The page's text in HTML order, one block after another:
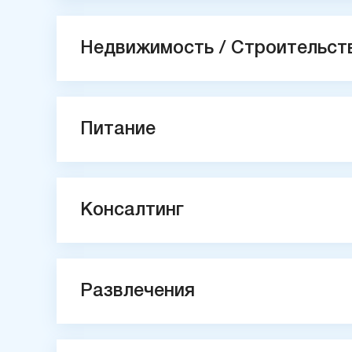
Недвижимость /
Питание
Консалтинг
Развлечения